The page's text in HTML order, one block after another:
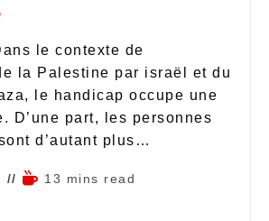
le contexte de
la Palestine par israël et du
le handicap occupe une
D’une part, les personnes
d’autant plus…
13 mins read